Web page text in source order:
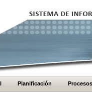
Planificación Procesos